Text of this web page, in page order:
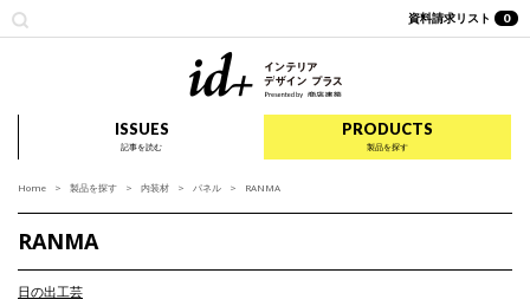
資料請求リスト 0
ISSUES
記事を読む
PRODUCTS
製品を探す
Home 製品を探す 内装材 パネル RANMA
RANMA
日の出工芸